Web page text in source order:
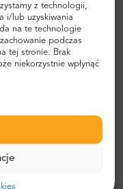
z technologii,
i/lub uzyskiwania
na te technologie
podczas
tej stronie. Brak
niekorzystnie wpłynąć
Wielkiej Brytanii
i wybierz
w naszej
bezpośrednie
obu
dla
typowym